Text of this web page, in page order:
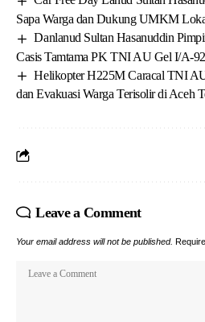
Sapa Warga dan Dukung UMKM
Danlanud Sultan Hasanuddin
Casis Tamtama PK TNI AU Gel I/A-
Helikopter H225M Caracal TNI
dan Evakuasi Warga Terisolir di Aceh
Leave a Comment
Your email address will not be published.